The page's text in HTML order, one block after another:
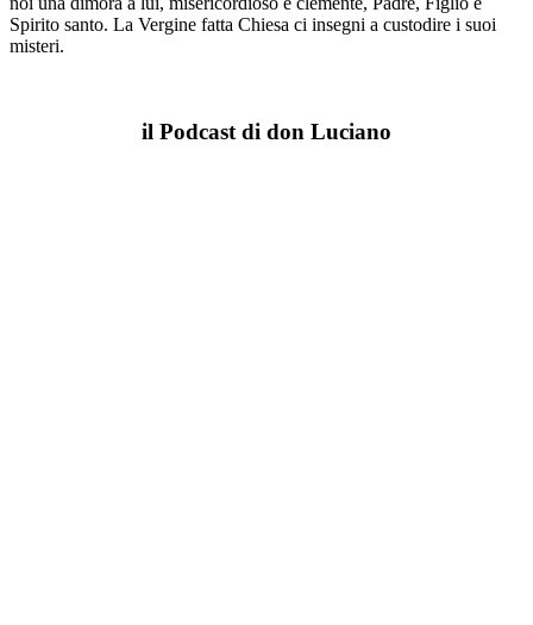
Spirito santo. La Vergine fatta Chiesa ci insegni a custodire i suoi
misteri.
il Podcast di don Luciano